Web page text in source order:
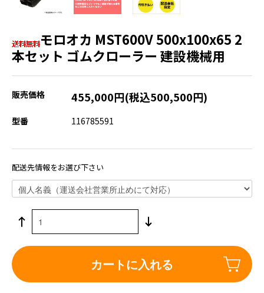
モロオカ MST600V 500x100x65 2
本セット ゴムクローラー 建設機械用
販売価格 455,000円(税込500,500円)
型番 116785591
配送先情報をお選び下さい
カートに入れる